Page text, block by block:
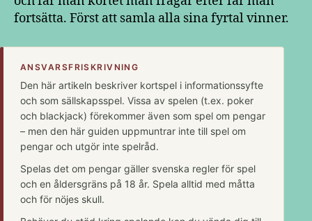
fortsätta. Först att samla alla sina fyrtal vinner.
ANSVARSFRISKRIVNING
Den här artikeln beskriver kortspel i informationssyfte
och som sällskapsspel. Vissa av spelen (t.ex. poker
och blackjack) förekommer även som spel om pengar
– men den här guiden uppmuntrar inte till spel om
pengar och utgör inte spelråd.
Spelas det om pengar gäller svenska regler för spel
och en åldersgräns på 18 år. Spela alltid med måtta
och för nöjes skull.